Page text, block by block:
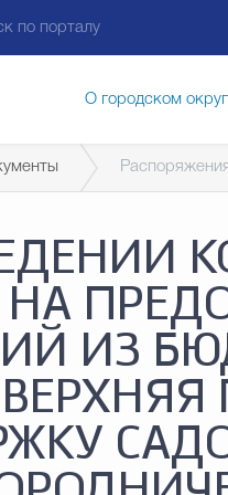
О городском
Муниципальные
Общественная
Открытые данные
НА
ИЗ